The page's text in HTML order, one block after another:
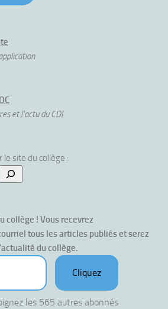
et l'actu du CDI
le site du collège :
collège ! Vous recevrez
tous les articles publiés et serez
du collège.
Cliquez
les 565 autres abonnés